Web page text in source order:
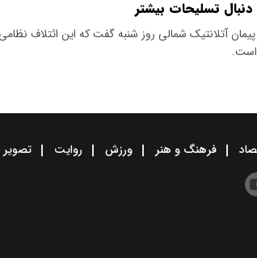
دنبال تسلیحات بیشتر
آتلانتیک شمالی روز شنبه گفت که این ائتلاف نظامی
است.
فرهنگ و هنر ورزش روایت تصویر